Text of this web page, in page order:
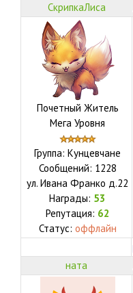
СкрипкаЛиса
Почетный Житель
Мега Уровня
Группа: Кунцевчане
Сообщений: 1228
ул. Ивана Франко д.22
Награды: 53
Репутация: 62
Статус: оффлайн
ната